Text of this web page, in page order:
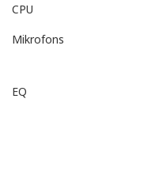
CPU
Mikrofons
EQ